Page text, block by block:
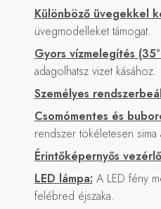
Különböző üvegekkel
üvegmodelleket támogat.
Gyors vízmelegítés
adagolhatsz vizet kásához.
Személyes
Csomómentes és
rendszer tökéletesen sima
Érintőképernyős
LED lámpa: A LED fény
felébred éjszaka.